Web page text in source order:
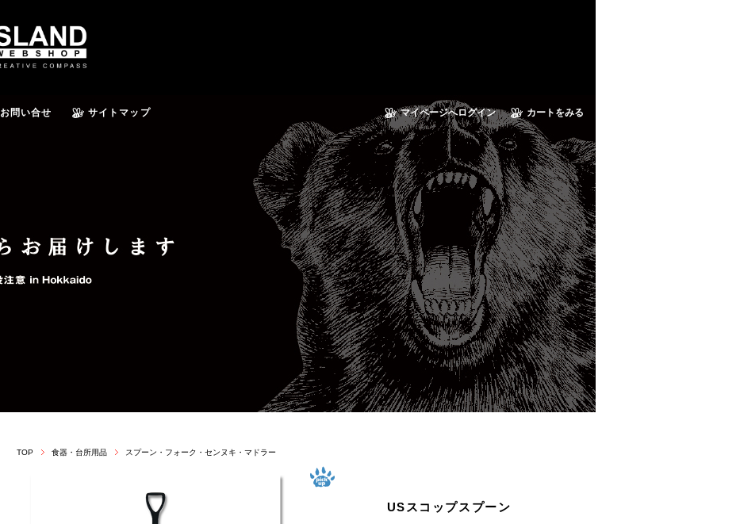
マイページへログイン カートをみる
お問い合せ サイトマップ
TOP 食器・台所用品 スプーン・フォーク・センヌキ・マドラー
USスコップスプーン